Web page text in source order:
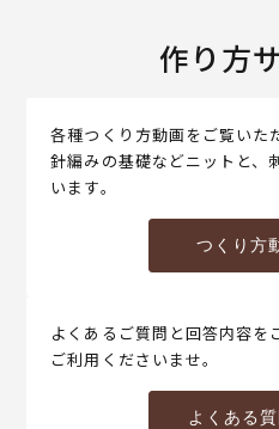
作り方
各種つくり方動画をご覧いた
針編みの基礎などニットと、
います。
つくり方
よくあるご質問と回答内容を
ご利用くださいませ。
よくある